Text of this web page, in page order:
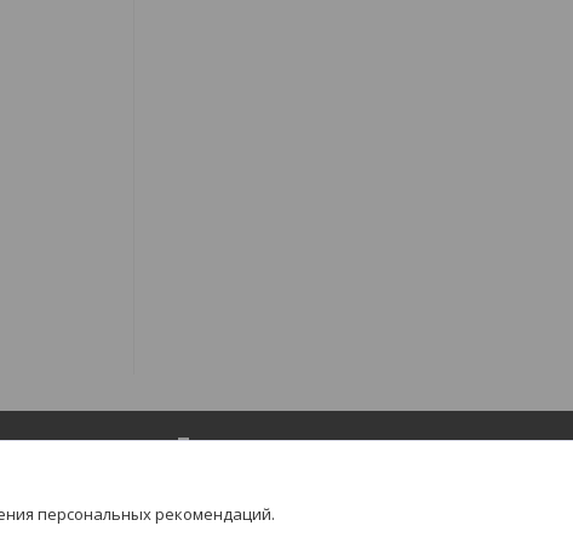
Популярное
Товары для депиляции
персональных рекомендаций.